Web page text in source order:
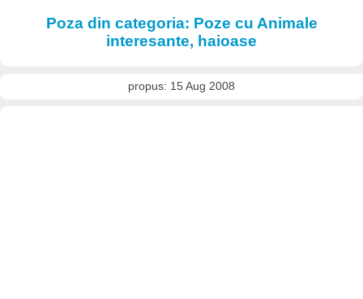
Poza din categoria: Poze cu Animale
interesante, haioase
propus: 15 Aug 2008